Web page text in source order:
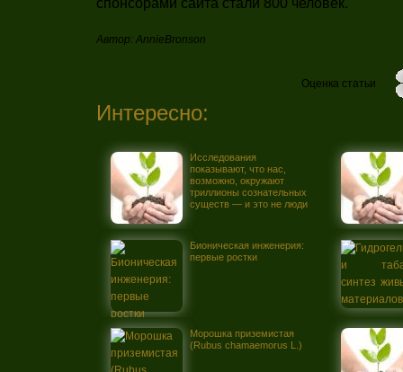
Автор: AnnieBronson
Оценка статьи
Интересно:
Исследования
показывают, что нас,
возможно, окружают
триллионы сознательных
существ — и это не люди
Бионическая инженерия:
первые ростки
Морошка приземистая
(Rubus chamaemorus L.)